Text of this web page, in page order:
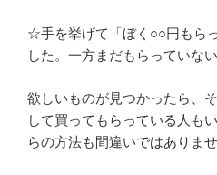
☆手を挙げて「ぼく○○円もら
した。一方まだもらっていない
欲しいものが見つかったら、
して買ってもらっている人も
らの方法も間違いではありませ